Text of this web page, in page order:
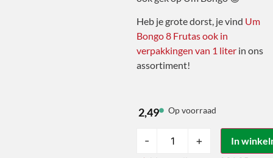
Heb je grote dorst, je vind Um
Bongo 8 Frutas ook in
verpakkingen van 1 liter in ons
assortiment!
2,49 Op voorraad
- +
In